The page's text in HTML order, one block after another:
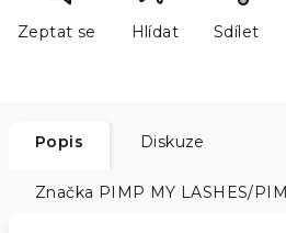
Zeptat se Hlídat Sdílet
Popis Diskuze
Značka PIMP MY LASHES/